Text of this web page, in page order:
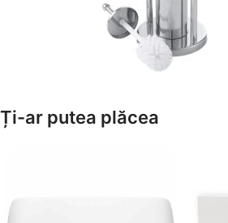
Suporți Hârtie Igenică
Ți-ar putea plăcea